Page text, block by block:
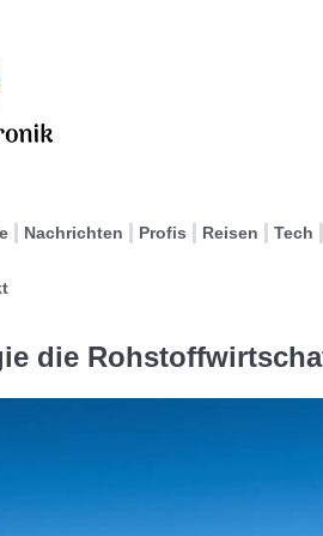
Nachrichten Profis Reisen Tech
die